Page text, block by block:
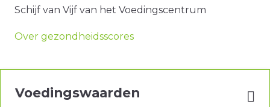
Schijf van Vijf van het Voedingscentrum
Over gezondheidsscores
Voedingswaarden